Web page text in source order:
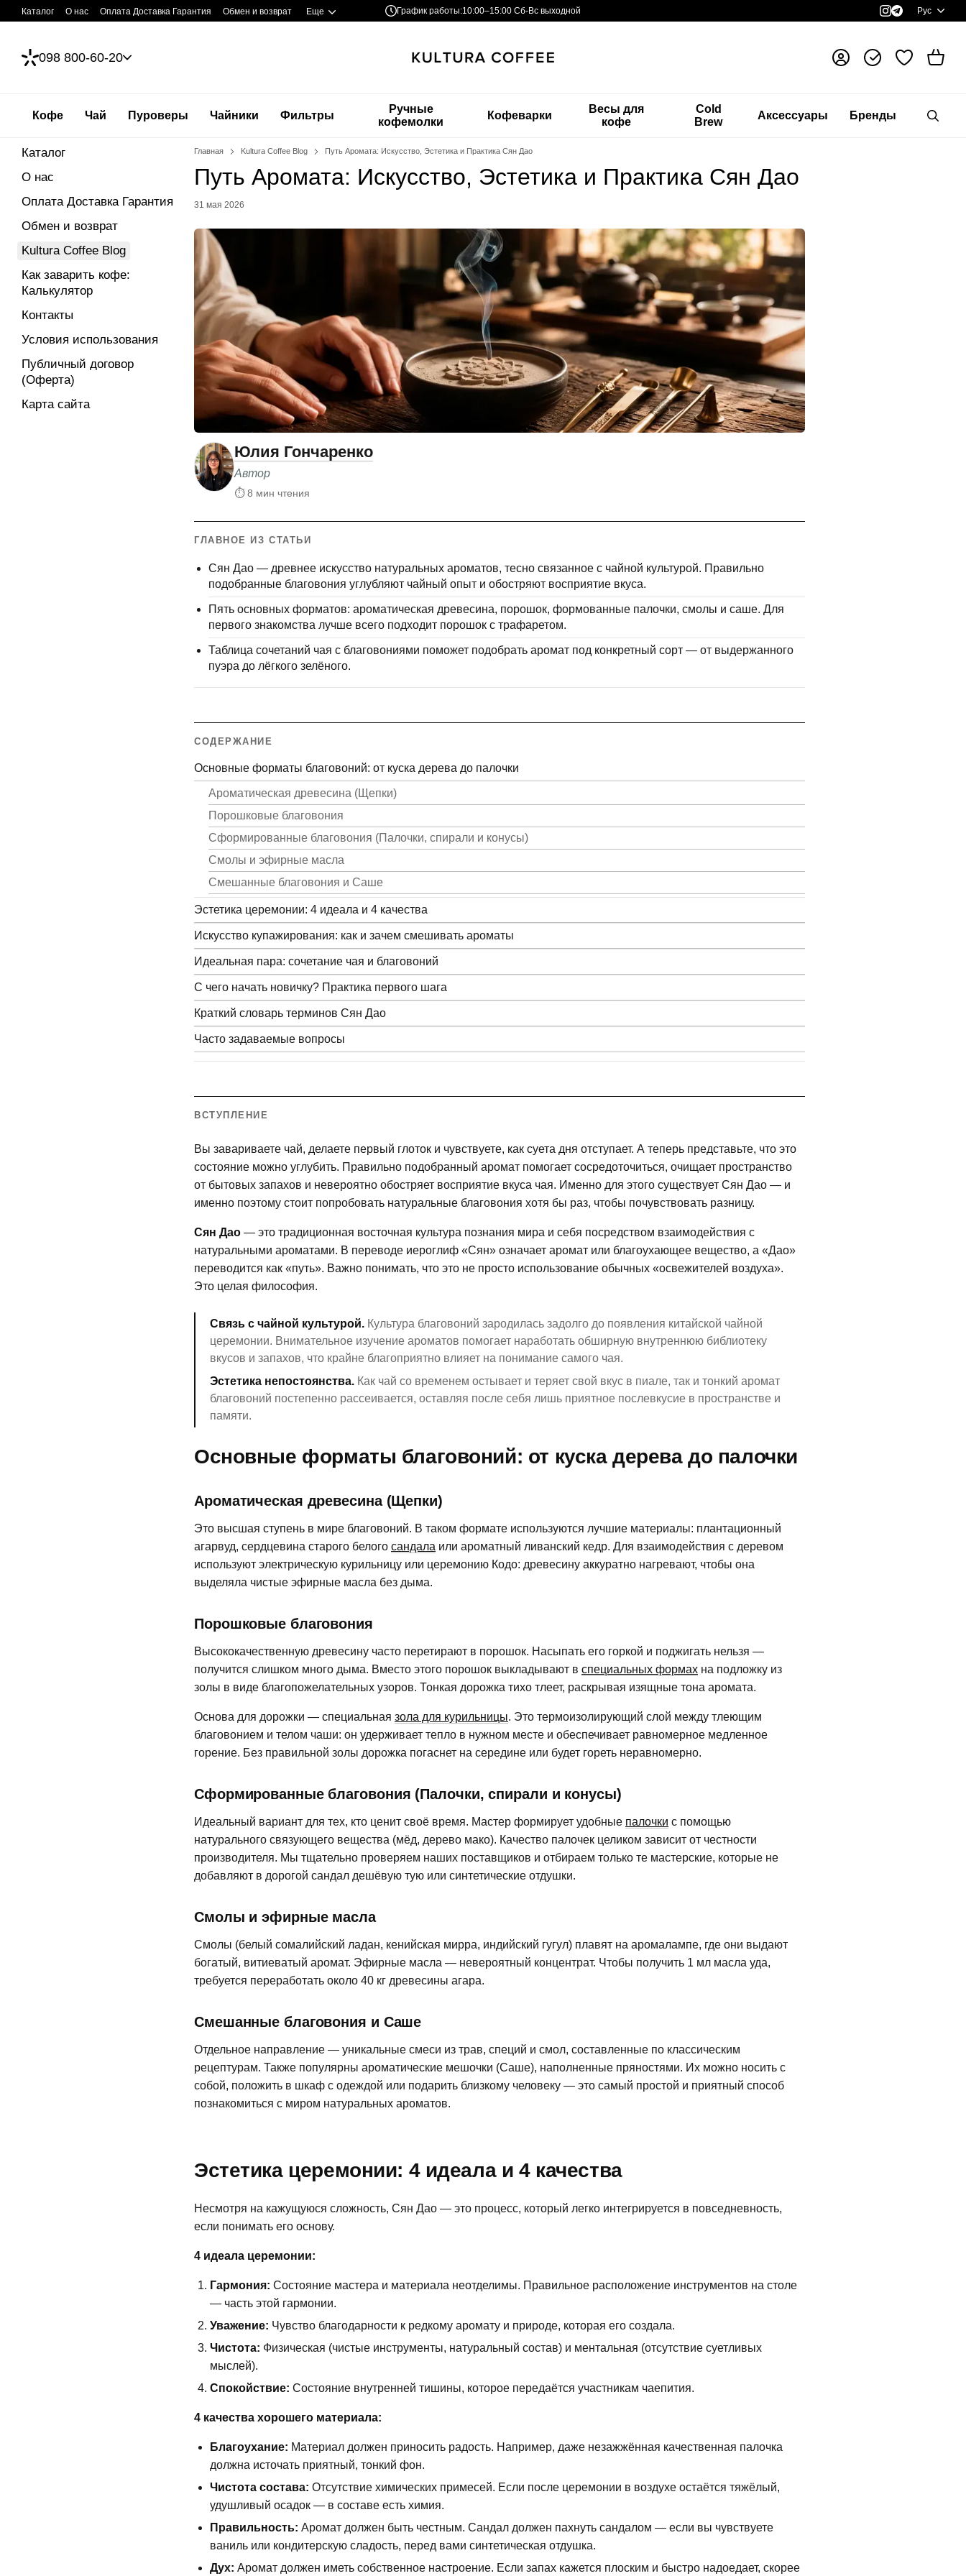
Перейти к основному контенту
Каталог О нас Оплата Доставка Гарантия Обмен и возврат Еще График работы:10:00–15:00 Сб-Вс выходной Рус
098 800-60-20
Кофе Чай Пуроверы Чайники Фильтры
Ручные
кофемолки
Кофеварки
Весы для
кофе
Cold
Brew
Аксессуары Бренды
Главная Kultura Coffee Blog Путь Аромата: Искусство, Эстетика и Практика Сян Дао
Путь Аромата: Искусство, Эстетика и Практика Сян Дао
31 мая 2026
Юлия Гончаренко
Автор
⏱ 8 мин чтения
ГЛАВНОЕ ИЗ СТАТЬИ
Сян Дао — древнее искусство натуральных ароматов, тесно связанное с чайной культурой. Правильно
подобранные благовония углубляют чайный опыт и обостряют восприятие вкуса.
Пять основных форматов: ароматическая древесина, порошок, формованные палочки, смолы и саше. Для
первого знакомства лучше всего подходит порошок с трафаретом.
Таблица сочетаний чая с благовониями поможет подобрать аромат под конкретный сорт — от выдержанного
пуэра до лёгкого зелёного.
СОДЕРЖАНИЕ
Основные форматы благовоний: от куска дерева до палочки
Ароматическая древесина (Щепки)
Порошковые благовония
Сформированные благовония (Палочки, спирали и конусы)
Смолы и эфирные масла
Смешанные благовония и Саше
Эстетика церемонии: 4 идеала и 4 качества
Искусство купажирования: как и зачем смешивать ароматы
Идеальная пара: сочетание чая и благовоний
С чего начать новичку? Практика первого шага
Краткий словарь терминов Сян Дао
Часто задаваемые вопросы
ВСТУПЛЕНИЕ
Вы завариваете чай, делаете первый глоток и чувствуете, как суета дня отступает. А теперь представьте, что это
состояние можно углубить. Правильно подобранный аромат помогает сосредоточиться, очищает пространство
от бытовых запахов и невероятно обостряет восприятие вкуса чая. Именно для этого существует Сян Дао — и
именно поэтому стоит попробовать натуральные благовония хотя бы раз, чтобы почувствовать разницу.
Сян Дао — это традиционная восточная культура познания мира и себя посредством взаимодействия с
натуральными ароматами. В переводе иероглиф «Сян» означает аромат или благоухающее вещество, а «Дао»
переводится как «путь». Важно понимать, что это не просто использование обычных «освежителей воздуха».
Это целая философия.
Связь с чайной культурой. Культура благовоний зародилась задолго до появления китайской чайной
церемонии. Внимательное изучение ароматов помогает наработать обширную внутреннюю библиотеку
вкусов и запахов, что крайне благоприятно влияет на понимание самого чая.
Эстетика непостоянства. Как чай со временем остывает и теряет свой вкус в пиале, так и тонкий аромат
благовоний постепенно рассеивается, оставляя после себя лишь приятное послевкусие в пространстве и
памяти.
Основные форматы благовоний: от куска дерева до палочки
Ароматическая древесина (Щепки)
Это высшая ступень в мире благовоний. В таком формате используются лучшие материалы: плантационный
агарвуд, сердцевина старого белого сандала или ароматный ливанский кедр. Для взаимодействия с деревом
используют электрическую курильницу или церемонию Кодо: древесину аккуратно нагревают, чтобы она
выделяла чистые эфирные масла без дыма.
Порошковые благовония
Высококачественную древесину часто перетирают в порошок. Насыпать его горкой и поджигать нельзя —
получится слишком много дыма. Вместо этого порошок выкладывают в специальных формах на подложку из
золы в виде благопожелательных узоров. Тонкая дорожка тихо тлеет, раскрывая изящные тона аромата.
Основа для дорожки — специальная зола для курильницы. Это термоизолирующий слой между тлеющим
благовонием и телом чаши: он удерживает тепло в нужном месте и обеспечивает равномерное медленное
горение. Без правильной золы дорожка погаснет на середине или будет гореть неравномерно.
Сформированные благовония (Палочки, спирали и конусы)
Идеальный вариант для тех, кто ценит своё время. Мастер формирует удобные палочки с помощью
натурального связующего вещества (мёд, дерево мако). Качество палочек целиком зависит от честности
производителя. Мы тщательно проверяем наших поставщиков и отбираем только те мастерские, которые не
добавляют в дорогой сандал дешёвую тую или синтетические отдушки.
Смолы и эфирные масла
Смолы (белый сомалийский ладан, кенийская мирра, индийский гугул) плавят на аромалампе, где они выдают
богатый, витиеватый аромат. Эфирные масла — невероятный концентрат. Чтобы получить 1 мл масла уда,
требуется переработать около 40 кг древесины агара.
Смешанные благовония и Саше
Отдельное направление — уникальные смеси из трав, специй и смол, составленные по классическим
рецептурам. Также популярны ароматические мешочки (Саше), наполненные пряностями. Их можно носить с
собой, положить в шкаф с одеждой или подарить близкому человеку — это самый простой и приятный способ
познакомиться с миром натуральных ароматов.
Эстетика церемонии: 4 идеала и 4 качества
Несмотря на кажущуюся сложность, Сян Дао — это процесс, который легко интегрируется в повседневность,
если понимать его основу.
4 идеала церемонии:
Гармония: Состояние мастера и материала неотделимы. Правильное расположение инструментов на столе
— часть этой гармонии.
Уважение: Чувство благодарности к редкому аромату и природе, которая его создала.
Чистота: Физическая (чистые инструменты, натуральный состав) и ментальная (отсутствие суетливых
мыслей).
Спокойствие: Состояние внутренней тишины, которое передаётся участникам чаепития.
4 качества хорошего материала:
Благоухание: Материал должен приносить радость. Например, даже незажжённая качественная палочка
должна источать приятный, тонкий фон.
Чистота состава: Отсутствие химических примесей. Если после церемонии в воздухе остаётся тяжёлый,
удушливый осадок — в составе есть химия.
Правильность: Аромат должен быть честным. Сандал должен пахнуть сандалом — если вы чувствуете
ваниль или кондитерскую сладость, перед вами синтетическая отдушка.
Дух: Аромат должен иметь собственное настроение. Если запах кажется плоским и быстро надоедает, скорее
Каталог
О нас
Оплата Доставка Гарантия
Обмен и возврат
Kultura Coffee Blog
Как заварить кофе:
Калькулятор
Контакты
Условия использования
Публичный договор
(Оферта)
Карта сайта